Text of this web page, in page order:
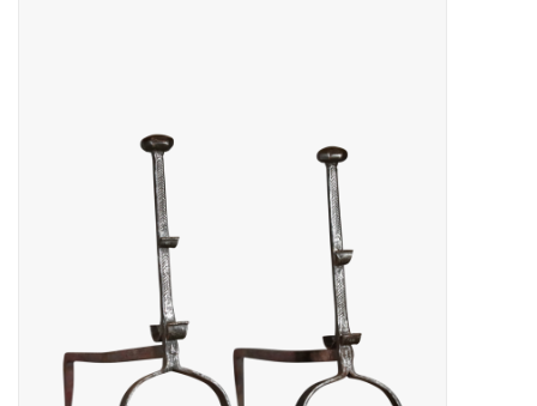
Decoratieve Outdoor
Vloeren - Steen, Terra Cotta